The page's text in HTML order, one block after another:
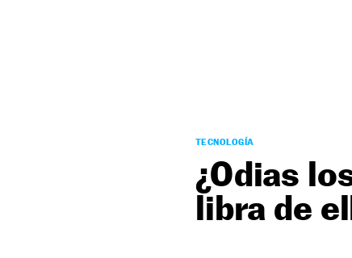
TECNOLOGÍA
¿Odias
libra de